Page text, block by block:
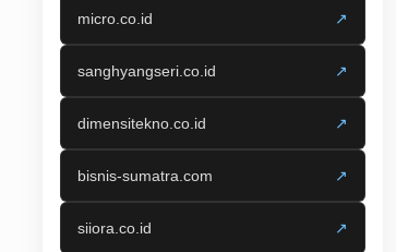
micro.co.id ↗
sanghyangseri.co.id ↗
dimensitekno.co.id ↗
bisnis-sumatra.com ↗
siiora.co.id ↗